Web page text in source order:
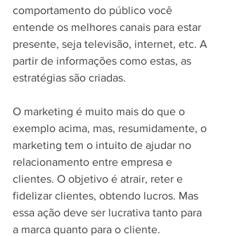
comportamento do público você
entende os melhores canais para estar
presente, seja televisão, internet, etc. A
partir de informações como estas, as
estratégias são criadas.
O marketing é muito mais do que o
exemplo acima, mas, resumidamente, o
marketing tem o intuito de ajudar no
relacionamento entre empresa e
clientes. O objetivo é atrair, reter e
fidelizar clientes, obtendo lucros. Mas
essa ação deve ser lucrativa tanto para
a marca quanto para o cliente.